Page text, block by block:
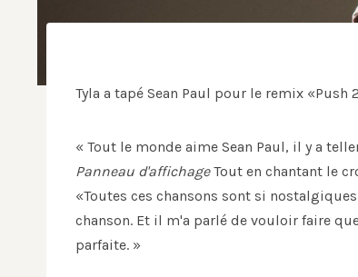
Tyla a tapé Sean Paul pour le remix
« Tout le monde aime Sean Paul, il y a
Panneau d'affichageTout en chantant le
«Toutes ces chansons sont si
chanson. Et il m'a parlé de vouloir faire
parfaite. »